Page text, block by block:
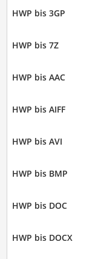
HWP bis 3GP
HWP bis 7Z
HWP bis AAC
HWP bis AIFF
HWP bis AVI
HWP bis BMP
HWP bis DOC
HWP bis DOCX